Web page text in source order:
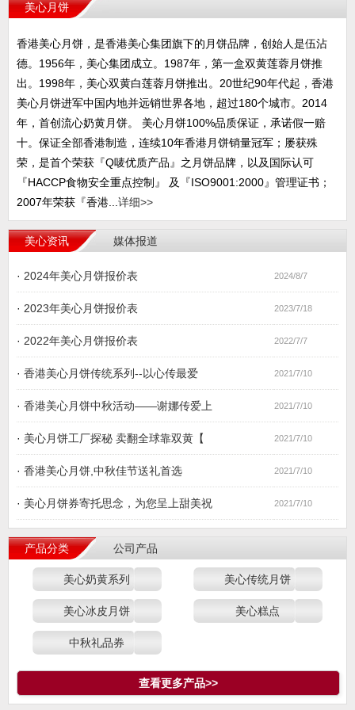
美心月饼
香港美心月饼，是香港美心集团旗下的月饼品牌，创始人是伍沾
德。1956年，美心集团成立。1987年，第一盒双黄莲蓉月饼推
出。1998年，美心双黄白莲蓉月饼推出。20世纪90年代起，香港
美心月饼进军中国内地并远销世界各地，超过180个城市。2014
年，首创流心奶黄月饼。 美心月饼100%品质保证，承诺假一赔
十。保证全部香港制造，连续10年香港月饼销量冠军；屡获殊
荣，是首个荣获『Q唛优质产品』之月饼品牌，以及国际认可
『HACCP食物安全重点控制』 及『ISO9001:2000』管理证书；
2007年荣获『香港... 详细>>
美心资讯 媒体报道
· 2024年美心月饼报价表 2024/8/7
· 2023年美心月饼报价表 2023/7/18
· 2022年美心月饼报价表 2022/7/7
· 香港美心月饼传统系列--以心传最爱 2021/7/10
· 香港美心月饼中秋活动——谢娜传爱上 2021/7/10
· 美心月饼工厂探秘 卖翻全球靠双黄【 2021/7/10
· 香港美心月饼,中秋佳节送礼首选 2021/7/10
· 美心月饼券寄托思念，为您呈上甜美祝 2021/7/10
产品分类 公司产品
美心奶黄系列 美心传统月饼
美心冰皮月饼 美心糕点
中秋礼品券
查看更多产品>>